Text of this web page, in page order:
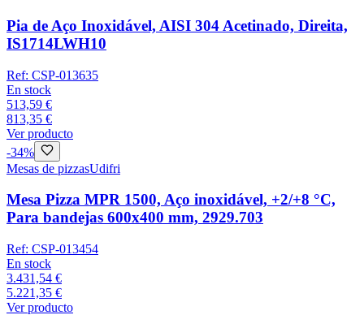
Pia de Aço Inoxidável, AISI 304 Acetinado, Direita,
IS1714LWH10
Ref: CSP-013635
En stock
513,59 €
813,35 €
Ver producto
-34%
Mesas de pizzasUdifri
Mesa Pizza MPR 1500, Aço inoxidável, +2/+8 °C,
Para bandejas 600x400 mm, 2929.703
Ref: CSP-013454
En stock
3.431,54 €
5.221,35 €
Ver producto